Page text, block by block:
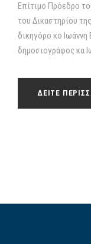
Επίτιμο Πρόεδρο
του Δικαστηρίου
δικηγόρο κο
δημοσιογράφος κα
ΔΕΙΤΕ